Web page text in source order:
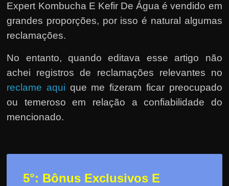
Expert Kombucha E Kefir De Água é vendido em
grandes proporções, por isso é natural algumas
reclamações.
No entanto, quando editava esse artigo não
achei registros de reclamações relevantes no
reclame aqui que me fizeram ficar preocupado
ou temeroso em relação a confiabilidade do
mencionado.
5°: Bônus Exclusivos E